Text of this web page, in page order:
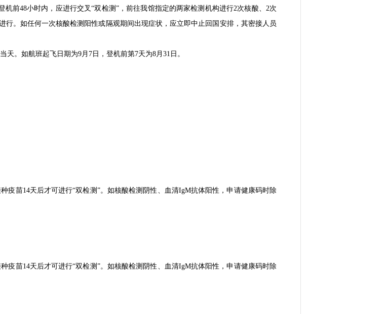
前48小时内，应进行交叉“双检测”，前往我馆指定的两家检测机构进行2次核酸、2次
行。如任何一次核酸检测阳性或隔观期间出现症状，应立即中止回国安排，其密接人员
天。如航班起飞日期为9月7日，登机前第7天为8月31日。
疫苗14天后才可进行“双检测”。如核酸检测阴性、血清IgM抗体阳性，申请健康码时除
疫苗14天后才可进行“双检测”。如核酸检测阴性、血清IgM抗体阳性，申请健康码时除